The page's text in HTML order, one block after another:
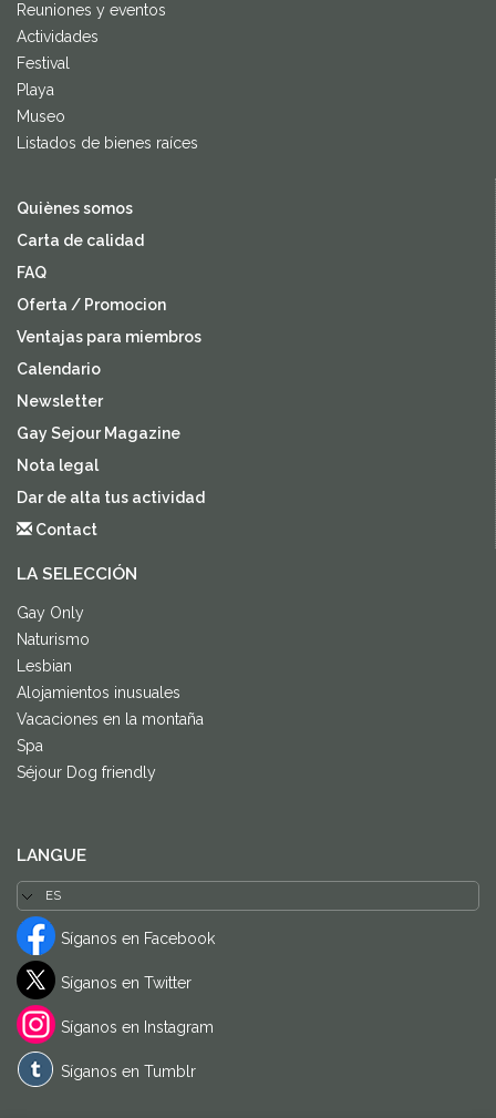
Reuniones y eventos
Actividades
Festival
Playa
Museo
Listados de bienes raíces
Quiènes somos
Carta de calidad
FAQ
Oferta / Promocion
Ventajas para miembros
Calendario
Newsletter
Gay Sejour Magazine
Nota legal
Dar de alta tus actividad
Contact
LA SELECCIÓN
Gay Only
Naturismo
Lesbian
Alojamientos inusuales
Vacaciones en la montaña
Spa
Séjour Dog friendly
LANGUE
Síganos en Facebook
Síganos en Twitter
Síganos en Instagram
Síganos en Tumblr